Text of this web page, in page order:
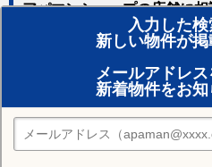
入力した
新しい物件が
メールアドレ
新着物件をお知
アパマンショップの店舗に相
賃貸のプロがお部屋探し！
おまかせ物件リクエスト
住みたい街の店舗を探す
店舗検索